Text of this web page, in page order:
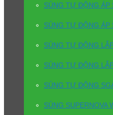
SÚNG TỰ ĐỘNG ÁP
SÚNG TỰ ĐỘNG ÁP
SÚNG TỰ ĐỘNG
SÚNG TỰ ĐỘNG
SÚNG TỰ ĐỘNG
SÚNG SUPERNOVA